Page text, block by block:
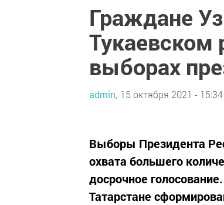
Граждане
Тукаевском
выборах
admin, 15 октября 2021 - 15:34
Выборы Президента
охвата большего
досрочное
Татарстане